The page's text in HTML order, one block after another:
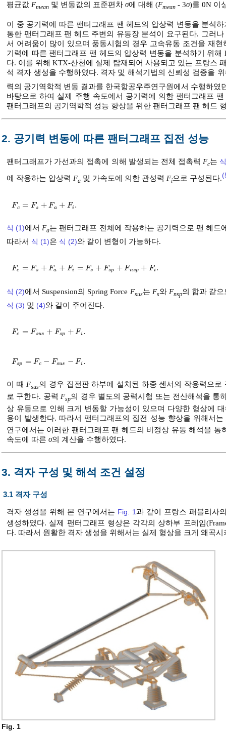
평균값 Fmean 및 변동값의 표준편차 σ에 대해 (Fmean - 3σ)를 0N 이
이 중 공기력에 따른 팬터그래프 팬 헤드의 압상력 변동을 분석
통한 팬터그래프 팬 헤드 주변의 유동장 분석이 요구된다. 그러
서 어려움이 많이 있으며 풍동시험의 경우 고속유동 조건을 재
기력에 따른 팬터그래프 팬 헤드의 압상력 변동을 분석하기 위
다. 이를 위해 KTX-산천에 실제 탑재되어 사용되고 있는 프랑스
석 격자 생성을 수행하였다. 격자 및 해석기법의 신뢰성 검증을
력의 공기역학적 변동 결과를 한국항공우주연구원에서 수행하였
바탕으로 하여 실제 주행 속도에서 공기력에 의한 팬터그래프
팬터그래프의 공기역학적 성능 향상을 위한 팬터그래프 팬 헤드
2. 공기력 변동에 따른 팬터그래프 집전 성능
팬터그래프가 가선과의 접촉에 의해 발생되는 전체 접촉력 Fc는
에 작용하는 압상력 Fa 및 가속도에 의한 관성력 Fi으로 구성된다.
F c = Fs + F a + Fi .
F c=Fs+Fa+ Fi.
식 (1)에서Fa는 팬터그래프 전체에 작용하는 공기력으로 팬 헤드
따라서 식 (1)은 식 (2)와 같이 변형이 가능하다.
Fc = Fs + Fa + Fi = Fs + Fsp + Fnsp + Fi .
Fc=Fs+Fa+F i=F s+Fsp+Fnsp +Fi.
식 (2)에서 Suspension의 Spring Force Fsus는 Fs와 Fnsp의 합과 같
식 (3) 및 (4)와 같이 주어진다.
Fc = Fsus + Fsp + Fi .
Fc=Fs us +Fs p+Fi.
Fsp = F c − Fsus − F i .
Fs p= Fc -Fsu s- Fi.
이 때 Fsus의 경우 집전판 하부에 설치된 하중 센서의 작용력으로
로 구한다. 공력 Fsp의 경우 별도의 공력시험 또는 전산해석을 통
상 유동으로 인해 크게 변동할 가능성이 있으며 다양한 형상에
용이 발생한다. 따라서 팬터그래프의 집전 성능 향상을 위해서는
연구에서는 이러한 팬터그래프 팬 헤드의 비정상 유동 해석을
속도에 따른 σ의 계산을 수행하였다.
3. 격자 구성 및 해석 조건 설정
3.1 격자 구성
격자 생성을 위해 본 연구에서는 Fig. 1과 같이 프랑스 패블리사
생성하였다. 실제 팬터그래프 형상은 각각의 상하부 프레임
다. 따라서 원활한 격자 생성을 위해서는 실제 형상을 크게 왜곡
Fig. 1